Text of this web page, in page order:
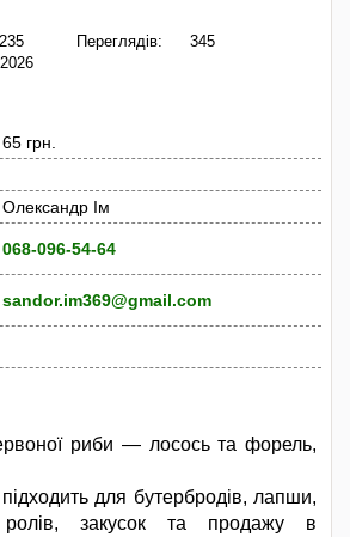
Переглядів: 345
65 грн.
Олександр Ім
068-096-54-64
sandor.im369@gmail.com
риби — лосось та форель,
для бутербродів, лапши,
ролів, закусок та продажу в